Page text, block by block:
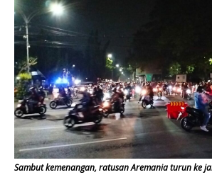
Sambut kemenangan, ratusan Aremania turun ke